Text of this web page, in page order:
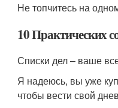
Не топчитесь на
10 Практических
Списки дел – ваше
Я надеюсь, вы уже
чтобы вести свой